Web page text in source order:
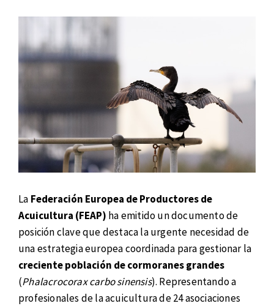
La Federación Europea de Productores de
Acuicultura (FEAP) ha emitido un documento de
posición clave que destaca la urgente necesidad de
una estrategia europea coordinada para gestionar la
creciente población de cormoranes grandes
(Phalacrocorax carbo sinensis). Representando a
profesionales de la acuicultura de 24 asociaciones